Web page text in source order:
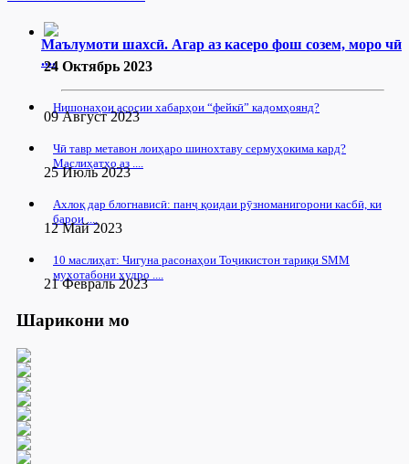
Маълумоти шахсӣ. Агар аз касеро фош созем, моро чӣ
....
24 Октябрь 2023
Нишонаҳои асосии хабарҳои “фейкӣ” кадомҳоянд?
09 Август 2023
Чӣ тавр метавон лоиҳаро шинохтаву сермуҳокима кард?
Маслиҳатҳо аз ....
25 Июль 2023
Ахлоқ дар блогнависӣ: панҷ қоидаи рӯзноманигорони касбӣ, ки
барои ....
12 Май 2023
10 маслиҳат: Чигуна расонаҳои Тоҷикистон тариқи SMM
мухотабони худро ....
21 Февраль 2023
Шарикони мо